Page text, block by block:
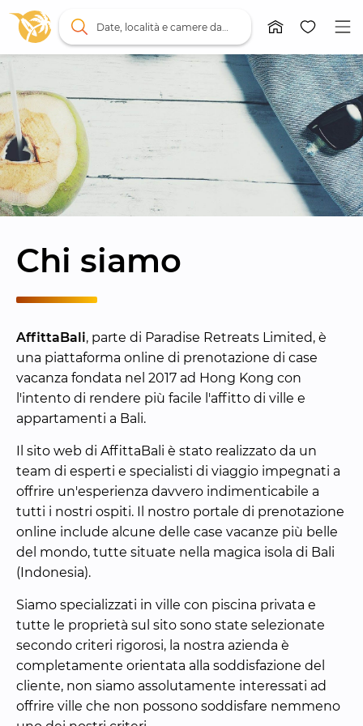
Chi siamo
AffittaBali, parte di Paradise Retreats Limited, è
una piattaforma online di prenotazione di case
vacanza fondata nel 2017 ad Hong Kong con
l'intento di rendere più facile l'affitto di ville e
appartamenti a Bali.
Il sito web di AffittaBali è stato realizzato da un
team di esperti e specialisti di viaggio impegnati a
offrire un'esperienza davvero indimenticabile a
tutti i nostri ospiti. Il nostro portale di prenotazione
online include alcune delle case vacanze più belle
del mondo, tutte situate nella magica isola di Bali
(Indonesia).
Siamo specializzati in ville con piscina privata e
tutte le proprietà sul sito sono state selezionate
secondo criteri rigorosi, la nostra azienda è
completamente orientata alla soddisfazione del
cliente, non siamo assolutamente interessati ad
offrire ville che non possono soddisfare nemmeno